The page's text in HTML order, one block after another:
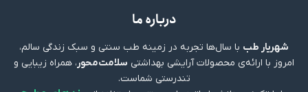
درباره ما
شهریار طب با سال‌ها تجربه در زمینه طب سنتی و سبک زندگی سالم،
امروز با ارائه‌ی محصولات آرایشی بهداشتی سلامت‌محور، همراه زیبایی و
تندرستی شماست.